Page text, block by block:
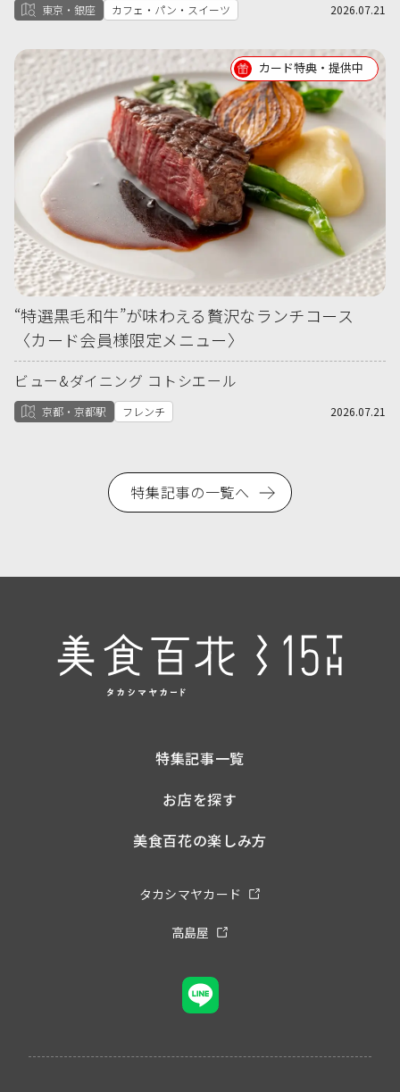
東京・銀座 カフェ・パン・スイーツ 2026.07.21
カード特典・提供中
“特選黒毛和牛”が味わえる贅沢なランチコース
〈カード会員様限定メニュー〉
ビュー&ダイニング コトシエール
京都・京都駅 フレンチ 2026.07.21
特集記事の一覧へ
特集記事一覧
お店を探す
美食百花の楽しみ方
タカシマヤカード
高島屋